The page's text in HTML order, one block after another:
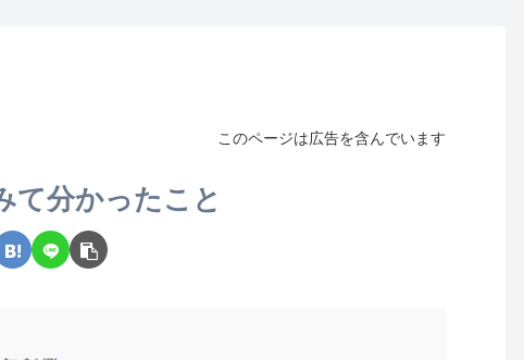
このページは広告を含んでいます
て分かったこと